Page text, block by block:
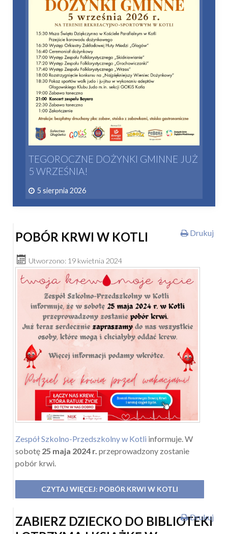
TEGOROCZNE DOŻYNKI GMINNE JUŻ
5 WRZEŚNIA!
5 sierpnia 2026
POBÓR KRWI W KOTLI
Utworzono: 19 kwietnia 2024
Drukuj
Zespół Szkolno-Przedszkolny w Kotli informuje. W
sobotę 25 maja 2024 r. przeprowadzony zostanie
pobór krwi.
CZYTAJ WIĘCEJ: POBÓR KRWI W KOTLI
ZABIERZ DZIECKO DO BIBLIOTEKI
Drukuj